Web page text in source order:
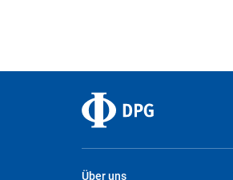
Über uns